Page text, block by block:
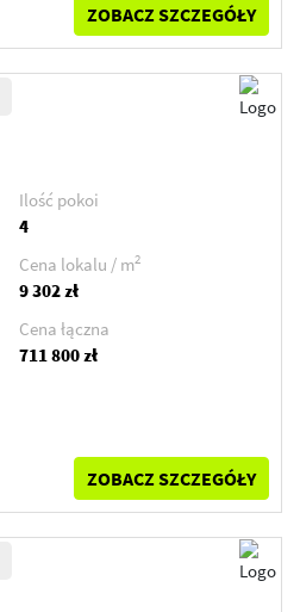
ZOBACZ SZCZEGÓŁY
Ilość pokoi
4
Cena lokalu / m2
9 302 zł
Cena łączna
711 800 zł
ZOBACZ SZCZEGÓŁY